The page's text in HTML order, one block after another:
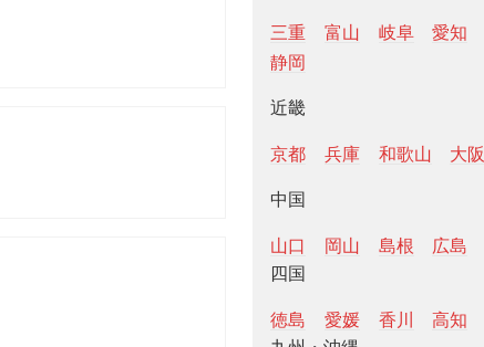
三重 富山 岐阜 愛知
静岡
近畿
京都 兵庫 和歌山 大阪
中国
山口 岡山 島根 広島
四国
徳島 愛媛 香川
高知